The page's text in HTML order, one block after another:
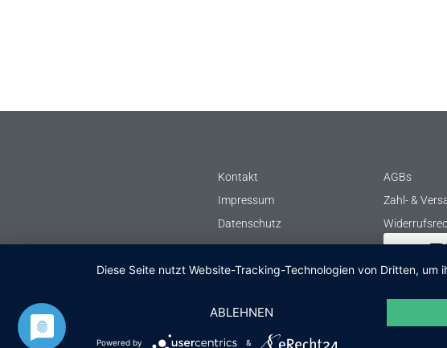
Kontakt
Impressum
Datenschutz
AGBs
Zahl- &
Diese Seite nutzt Website-Tracking-Technologien von Dritten,
ABLEHNEN
Powered by &